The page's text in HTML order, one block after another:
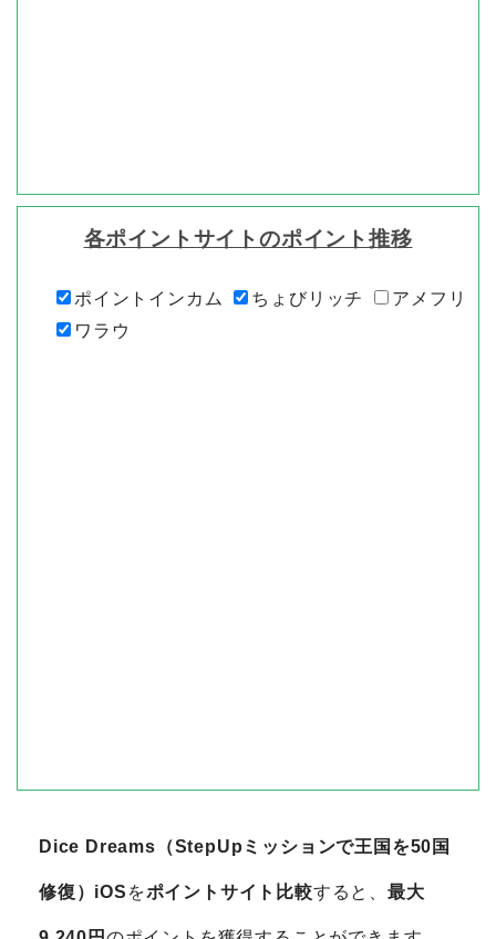
各ポイントサイトのポイント推移
ポイントインカム ちょびリッチ
アメフリ
ワラウ
Dice Dreams（StepUpミッションで王国を50国
修復）iOS をポイントサイト比較すると、最大